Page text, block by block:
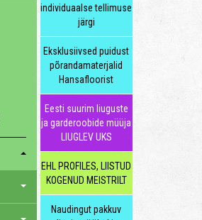
individuaalse tellimuse
järgi
Eksklusiivsed puidust
põrandamaterjalid
Hansafloorist
Eesti suurim liuguste
ja garderoobide müüja
LIUGLEV UKS
EHL PROFILES, LIISTUD
KOGENUD MEISTRILT
Naudingut pakkuv